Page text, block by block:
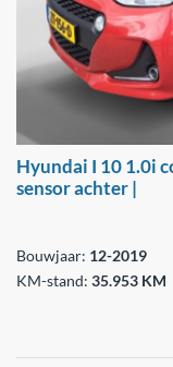
Hyundai I 10 1.0i
sensor achter |
Bouwjaar: 12-2019
KM-stand: 35.953 KM